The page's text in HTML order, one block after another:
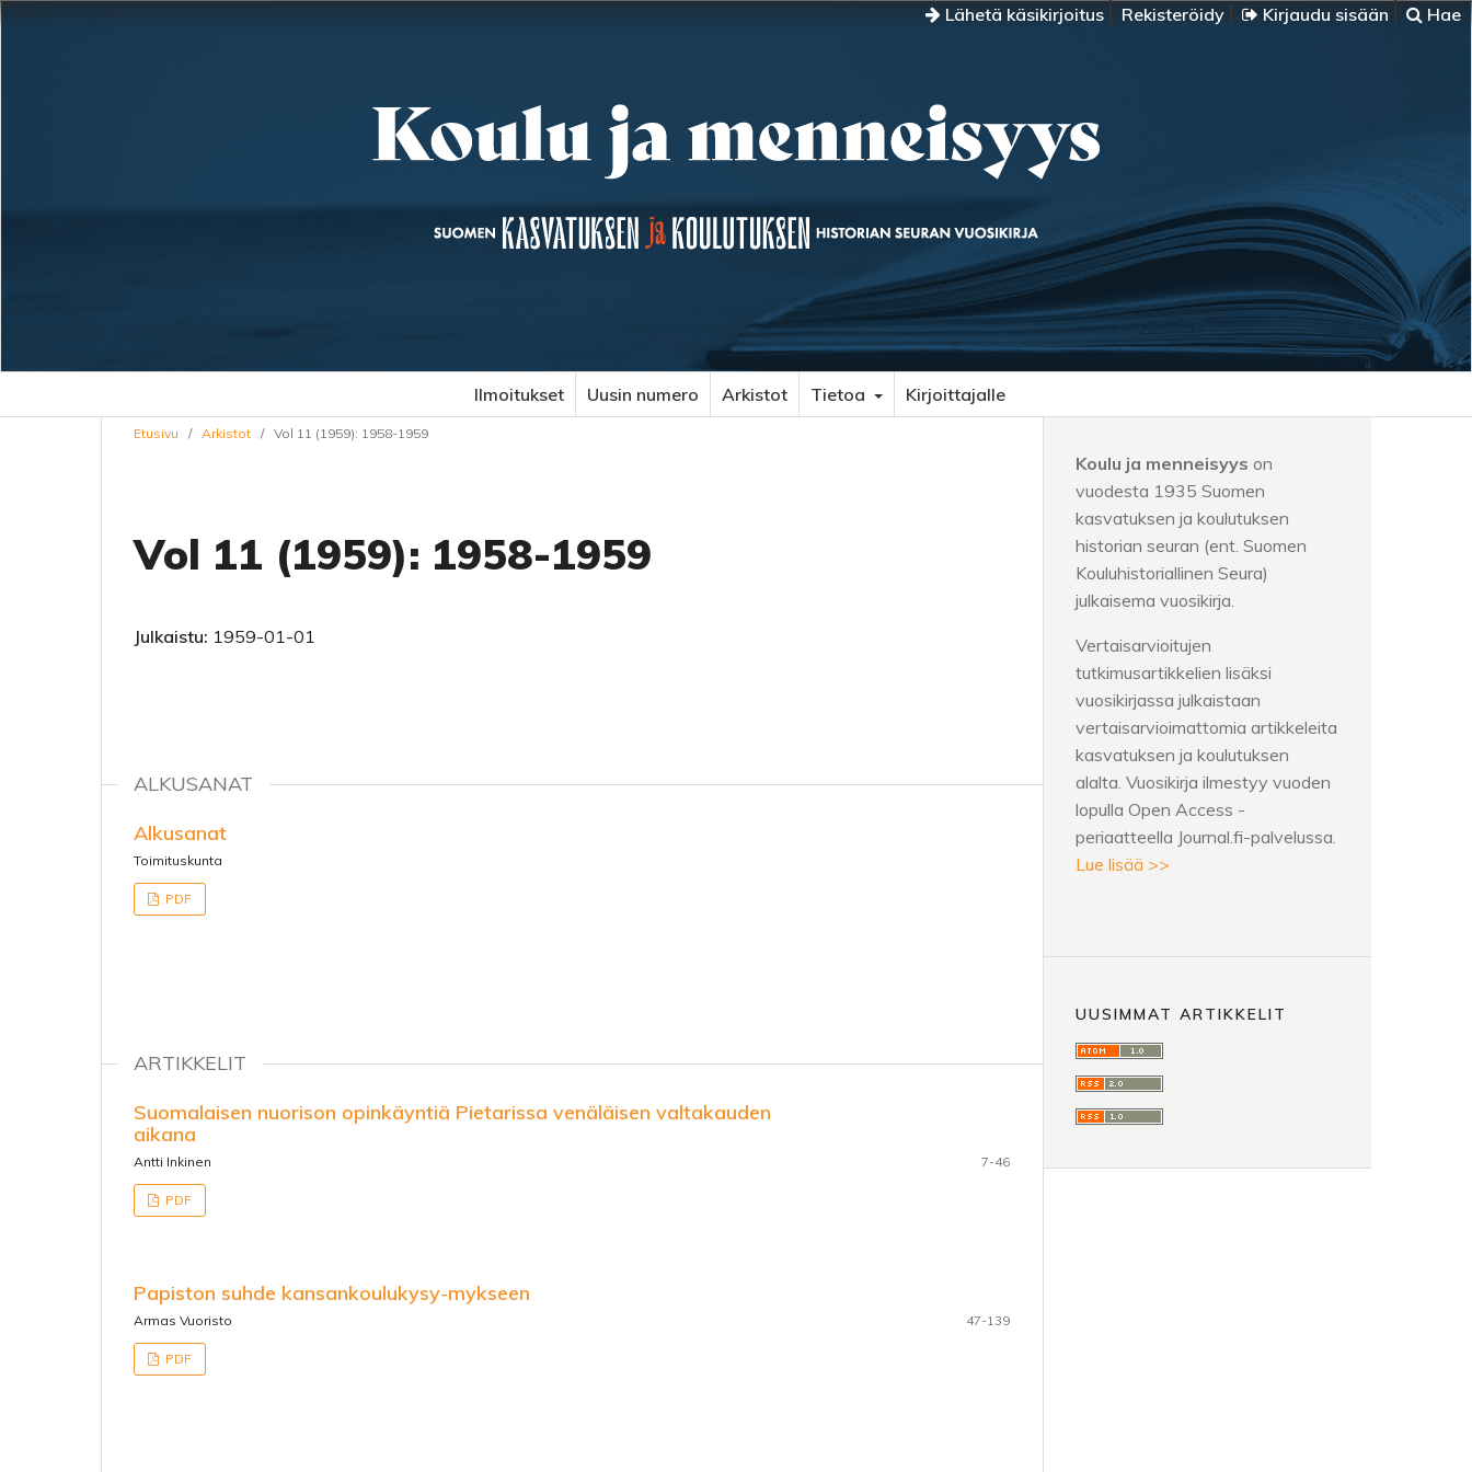
Lähetä käsikirjoitus Rekisteröidy Kirjaudu sisään Hae
Ilmoitukset Uusin numero Arkistot Tietoa Kirjoittajalle
Etusivu / Arkistot / Vol 11 (1959): 1958-1959
Vol 11 (1959): 1958-1959
Julkaistu: 1959-01-01
ALKUSANAT
Alkusanat
Toimituskunta
PDF
ARTIKKELIT
Suomalaisen nuorison opinkäyntiä Pietarissa venäläisen valtakauden
aikana
Antti Inkinen 7-46
PDF
Papiston suhde kansankoulukysy-mykseen
Armas Vuoristo 47-139
PDF
Koulu ja menneisyys on
vuodesta 1935 Suomen
kasvatuksen ja koulutuksen
historian seuran (ent. Suomen
Kouluhistoriallinen Seura)
julkaisema vuosikirja.
Vertaisarvioitujen
tutkimusartikkelien lisäksi
vuosikirjassa julkaistaan
vertaisarvioimattomia artikkeleita
kasvatuksen ja koulutuksen
alalta. Vuosikirja ilmestyy vuoden
lopulla Open Access -
periaatteella Journal.fi-palvelussa.
Lue lisää >>
UUSIMMAT ARTIKKELIT